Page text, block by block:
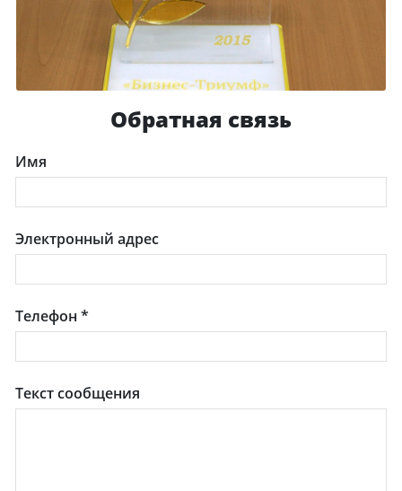
Обратная связь
Имя
Электронный адрес
Телефон*
Текст сообщения